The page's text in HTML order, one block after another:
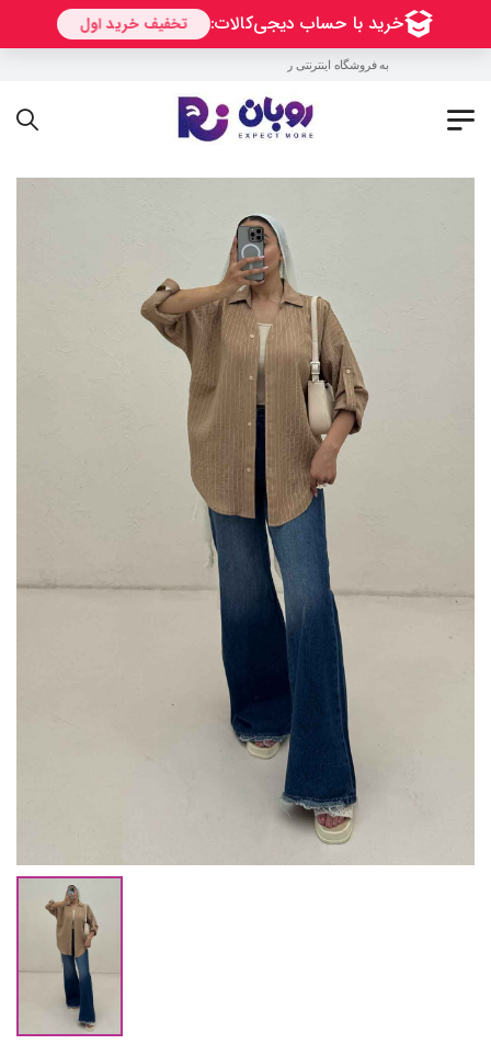
به فروشگاه اینترنتی روبان خوش آمدید !